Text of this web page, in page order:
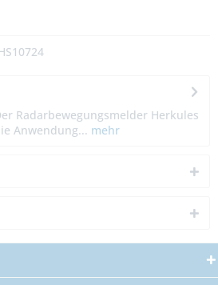
Radarbewegungsmelder Herkules
Anwendung... mehr